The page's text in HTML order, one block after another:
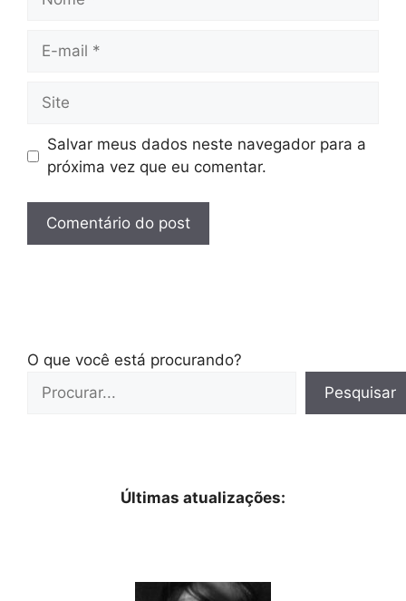
Site
Salvar meus dados neste navegador para a
próxima vez que eu comentar.
O que você está procurando?
Pesquisar
Últimas atualizações: